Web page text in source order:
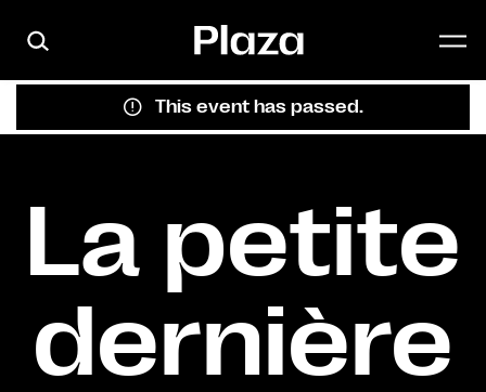
This event has passed.
La petite
dernière